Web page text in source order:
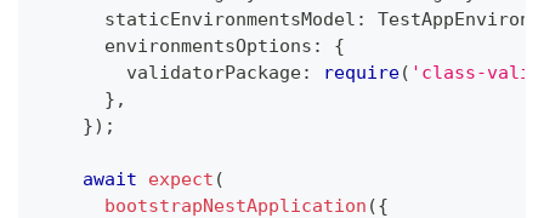
      staticEnvironmentsModel
:
      environmentsOptions
:
{
        validatorPackage
: require( 'class-
} ,
}) ;
await expect (
bootstrapNestApplication ({